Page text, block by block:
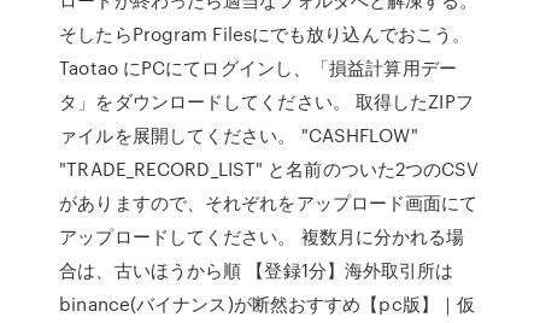
そしたらProgram Filesにでも放り込んでおこう。
Taotao にPCにてログインし、「損益計算用デー
タ」をダウンロードしてください。 取得したZIPフ
ァイルを展開してください。 "CASHFLOW"
"TRADE_RECORD_LIST" と名前のついた2つのCSV
がありますので、それぞれをアップロード画面にて
アップロードしてください。 複数月に分かれる場
合は、古いほうから順 【登録1分】海外取引所は
binance(バイナンス)が断然おすすめ【pc版】｜仮